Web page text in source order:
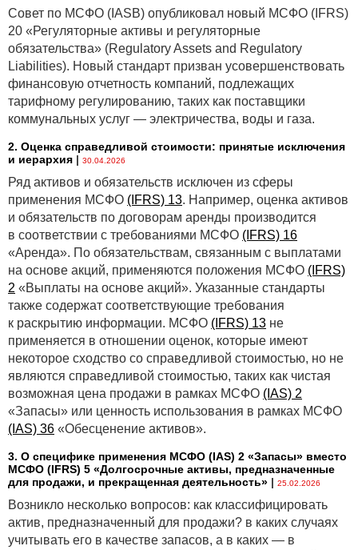
Совет по МСФО (IASB) опубликовал новый МСФО (IFRS)
20 «Регуляторные активы и регуляторные
обязательства» (Regulatory Assets and Regulatory
Liabilities). Новый стандарт призван усовершенствовать
финансовую отчетность компаний, подлежащих
тарифному регулированию, таких как поставщики
коммунальных услуг — электричества, воды и газа.
2. Оценка справедливой стоимости: принятые исключения
и иерархия | 30.04.2026
Ряд активов и обязательств исключен из сферы
применения МСФО (IFRS) 13. Например, оценка активов
и обязательств по договорам аренды производится
в соответствии с требованиями МСФО (IFRS) 16
«Аренда». По обязательствам, связанным с выплатами
на основе акций, применяются положения МСФО (IFRS)
2 «Выплаты на основе акций». Указанные стандарты
также содержат соответствующие требования
к раскрытию информации. МСФО (IFRS) 13 не
применяется в отношении оценок, которые имеют
некоторое сходство со справедливой стоимостью, но не
являются справедливой стоимостью, таких как чистая
возможная цена продажи в рамках МСФО (IAS) 2
«Запасы» или ценность использования в рамках МСФО
(IAS) 36 «Обесценение активов».
3. О специфике применения МСФО (IАS) 2 «Запасы» вместо
МСФО (IFRS) 5 «Долгосрочные активы, предназначенные
для продажи, и прекращенная деятельность» | 25.02.2026
Возникло несколько вопросов: как классифицировать
актив, предназначенный для продажи? в каких случаях
учитывать его в качестве запасов, а в каких — в